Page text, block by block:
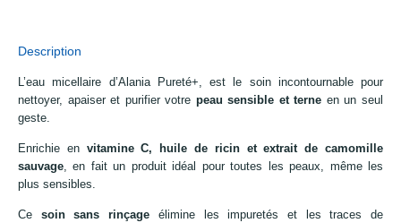
Description
L’eau micellaire d’Alania Pureté+, est le soin incontournable pour
nettoyer, apaiser et purifier votre peau sensible et terne en un seul
geste.
Enrichie en vitamine C, huile de ricin et extrait de camomille
sauvage, en fait un produit idéal pour toutes les peaux, même les
plus sensibles.
Ce soin sans rinçage élimine les impuretés et les traces de